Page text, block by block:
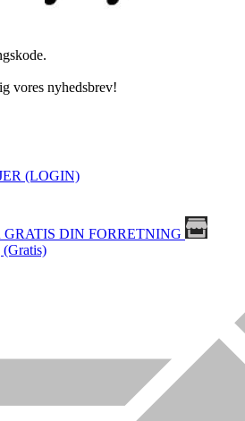
vores nyhedsbrev!
(LOGIN)
GRATIS DIN FORRETNING